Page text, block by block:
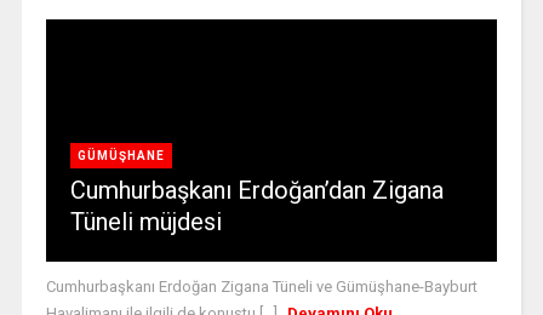
GÜMÜŞHANE
Cumhurbaşkanı Erdoğan’dan Zigana
Tüneli müjdesi
Cumhurbaşkanı Erdoğan Zigana Tüneli ve Gümüşhane-Bayburt